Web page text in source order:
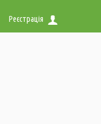
Реєстрація